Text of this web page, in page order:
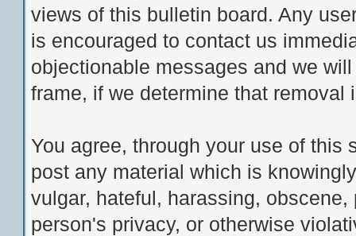
views of this bulletin board. Any
is encouraged to contact us
objectionable messages and we
frame, if we determine that removal
You agree, through your use of
post any material which is
vulgar, hateful, harassing,
person's privacy, or otherwise